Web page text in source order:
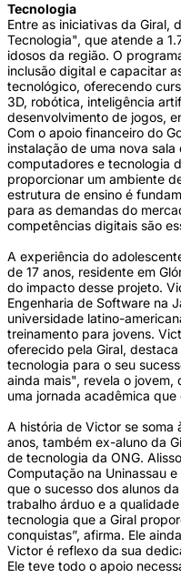
Tecnologia
Entre as iniciativas da Giral,
Tecnologia", que atende a
idosos da região. O
inclusão digital e capacitar
tecnológico, oferecendo
3D, robótica, inteligência
desenvolvimento de jogos,
Com o apoio financeiro do
instalação de uma nova
computadores e tecnologia
proporcionar um ambiente
estrutura de ensino é
para as demandas do
competências digitais são
A experiência do
de 17 anos, residente em
do impacto desse projeto.
Engenharia de Software na
universidade latino-
treinamento para jovens.
oferecido pela Giral,
tecnologia para o seu
ainda mais", revela o
uma jornada acadêmica que
A história de Victor se soma
anos, também ex-aluno da
de tecnologia da ONG.
Computação na Uninassau
que o sucesso dos alunos
trabalho árduo e a
tecnologia que a Giral
conquistas”, afirma. Ele
Victor é reflexo da sua
Ele teve todo o apoio